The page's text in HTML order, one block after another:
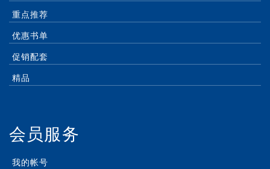
重点推荐
优惠书单
促销配套
精品
会员服务
我的帐号